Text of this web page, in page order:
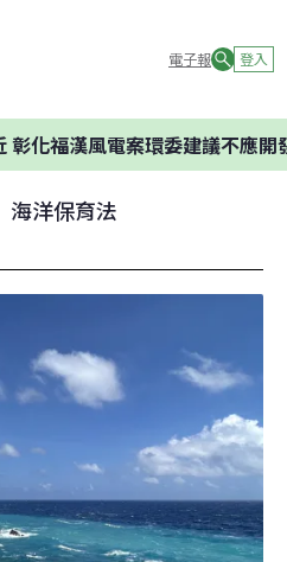
電子報 登入
電案環委建議不應開發
海洋保育法